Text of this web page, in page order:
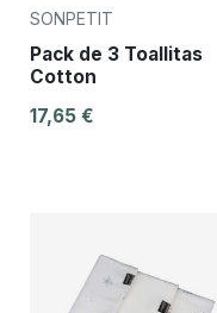
SONPETIT
Pack de 3 Toallitas
Cotton
17,65 €